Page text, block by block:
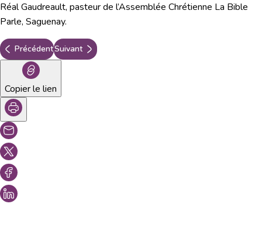
Réal Gaudreault, pasteur de l’Assemblée Chrétienne La Bible
Parle, Saguenay.
PrécédentSuivant
Copier le lien